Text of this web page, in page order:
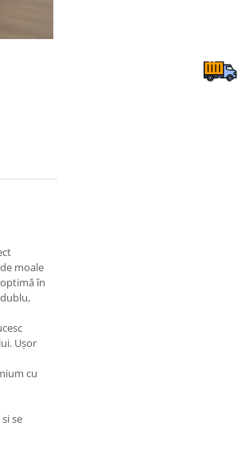
moale
în
Ușor
cu
se